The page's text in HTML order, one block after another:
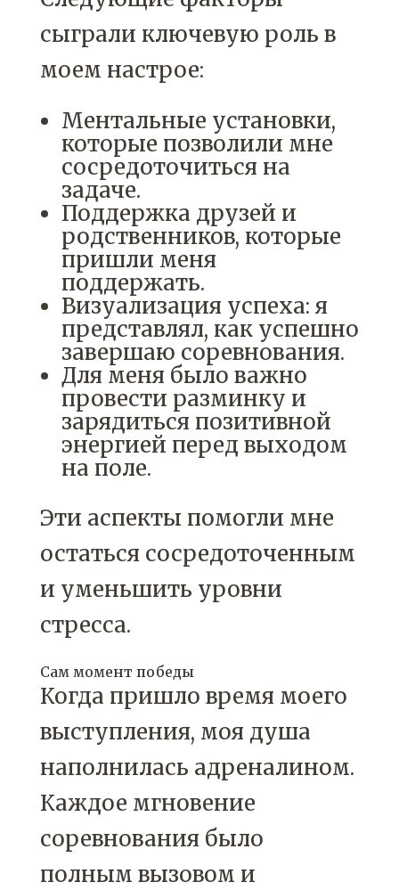
сыграли ключевую роль в
моем настрое:
Ментальные установки,
которые позволили мне
сосредоточиться на
задаче.
Поддержка друзей и
родственников, которые
пришли меня
поддержать.
Визуализация успеха: я
представлял, как успешно
завершаю соревнования.
Для меня было важно
провести разминку и
зарядиться позитивной
энергией перед выходом
на поле.
Эти аспекты помогли мне
остаться сосредоточенным
и уменьшить уровни
стресса.
Сам момент победы
Когда пришло время моего
выступления, моя душа
наполнилась адреналином.
Каждое мгновение
соревнования было
полным вызовом и